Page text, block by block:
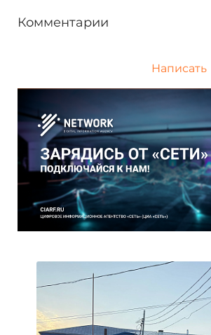
Комментарии
Написать